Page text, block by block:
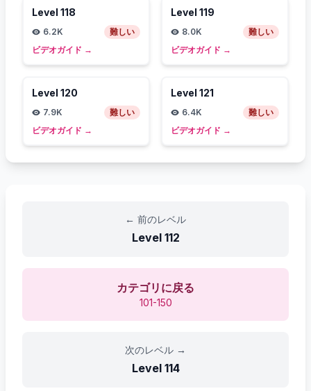
Level 118
6.2K
難しい
ビデオガイド →
Level 119
8.0K
難しい
ビデオガイド →
Level 120
7.9K
難しい
ビデオガイド →
Level 121
6.4K
難しい
ビデオガイド →
← 前のレベル
Level 112
カテゴリに戻る
101-150
次のレベル →
Level 114